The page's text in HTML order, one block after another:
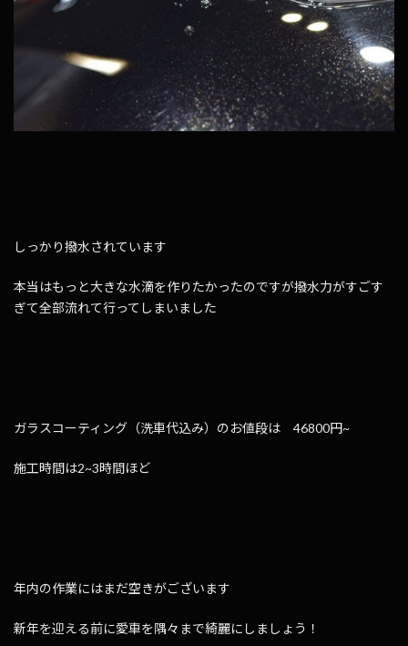
しっかり撥水されています
本当はもっと大きな水滴を作りたかったのですが撥水力がすごす
ぎて全部流れて行ってしまいました
ガラスコーティング（洗車代込み）のお値段は 46800円~
施工時間は2~3時間ほど
年内の作業にはまだ空きがございます
新年を迎える前に愛車を隅々まで綺麗にしましょう！